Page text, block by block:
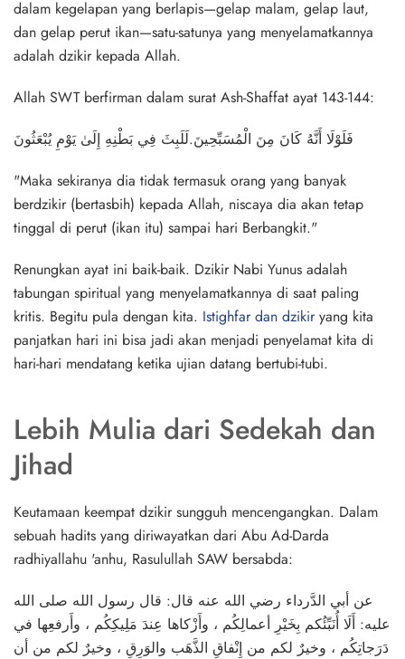
dalam kegelapan yang berlapis—gelap malam, gelap laut,
dan gelap perut ikan—satu-satunya yang menyelamatkannya
adalah dzikir kepada Allah.
Allah SWT berfirman dalam surat Ash-Shaffat ayat 143-144:
فَلَوْلَا أَنَّهُ كَانَ مِنَ الْمُسَبِّحِينَ.لَلَبِثَ فِي بَطْنِهِ إِلَىٰ يَوْمِ يُبْعَثُونَ
"Maka sekiranya dia tidak termasuk orang yang banyak
berdzikir (bertasbih) kepada Allah, niscaya dia akan tetap
tinggal di perut (ikan itu) sampai hari Berbangkit."
Renungkan ayat ini baik-baik. Dzikir Nabi Yunus adalah
tabungan spiritual yang menyelamatkannya di saat paling
kritis. Begitu pula dengan kita. Istighfar dan dzikiryang kita
panjatkan hari ini bisa jadi akan menjadi penyelamat kita di
hari-hari mendatang ketika ujian datang bertubi-tubi.
Lebih Mulia dari Sedekah dan
Jihad
Keutamaan keempat dzikir sungguh mencengangkan. Dalam
sebuah hadits yang diriwayatkan dari Abu Ad-Darda
radhiyallahu 'anhu, Rasulullah SAW bersabda:
عن أبي الدَّرداء رضي الله عنه قال: قال رسول الله صلى الله
عليه: أَلَا أُنَبِّئُكم بِخَيْرِ أعمالِكُم ، وأَزْكاها عِندَ مَلِيكِكُم ، وأَرفعِها في
دَرَجاتِكُم ، وخيرٌ لكم من إِنْفاقِ الذَّهَب والوَرِقِ ، وخيرٌ لكم من أن